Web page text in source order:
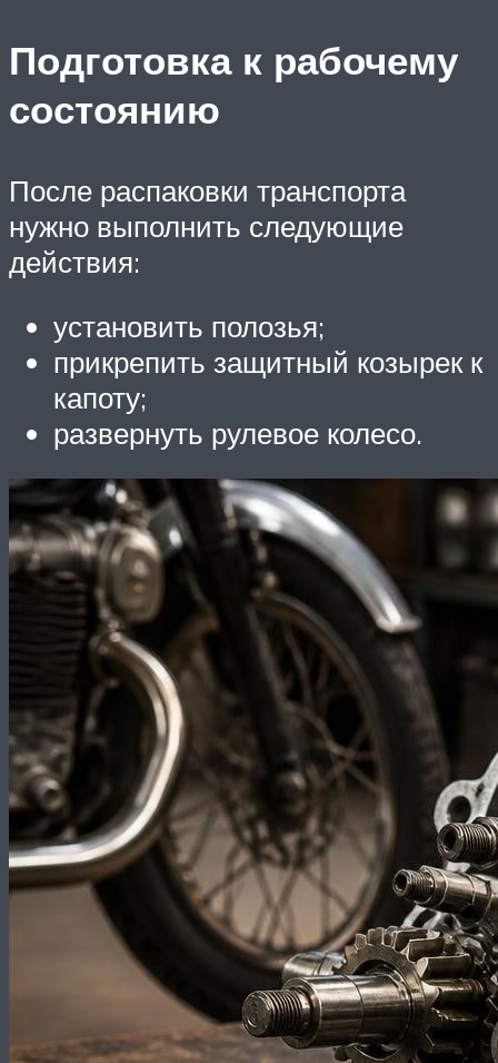
Подготовка к рабочему
состоянию
После распаковки транспорта
нужно выполнить следующие
действия:
установить полозья;
прикрепить защитный козырек к
капоту;
развернуть рулевое колесо.